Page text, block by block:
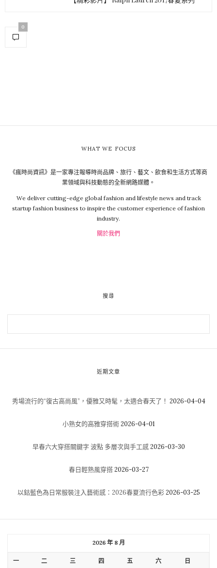
0
WHAT WE FOCUS
《瘋時尚資訊》是一家專注報導時尚品牌、旅行、藝文、飲食和生活方式等商
業領域與科技動態的全新網路媒體。
We deliver cutting-edge global fashion and lifestyle news and track
startup fashion business to inspire the customer experience of fashion
industry.
關於我們
搜尋
近期文章
秀場流行的“復古高尚風”，優雅又時髦，太適合春天了！ 2026-04-04
小熟女的高雅穿搭術 2026-04-01
早春六大穿搭關鍵字 波點 多層次與手工感 2026-03-30
春日輕熟風穿搭 2026-03-27
以鈷藍色為日常服裝注入藝術感：2026春夏流行色彩 2026-03-25
2026 年 8 月
一 二 三 四 五 六 日